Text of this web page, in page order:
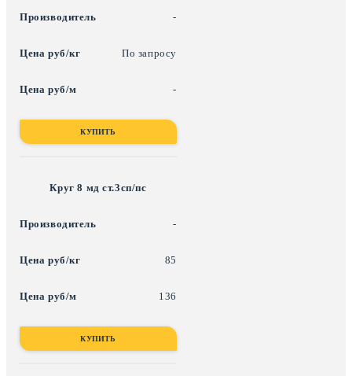
-
По запросу
-
КУПИТЬ
Круг 8 мд ст.3сп/пс
-
85
136
КУПИТЬ